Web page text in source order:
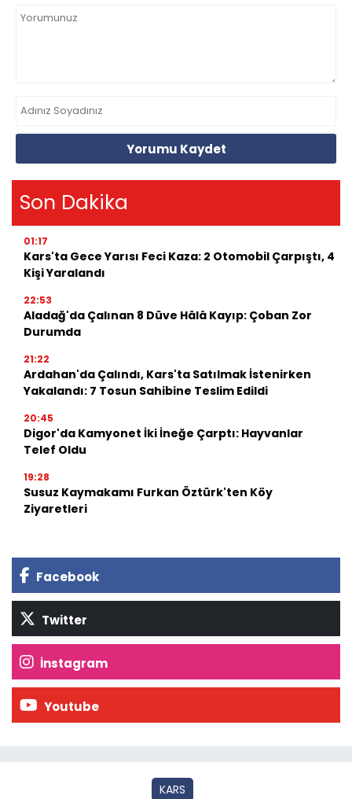
Yorumu Kaydet
Son Dakika
01:17
Kars'ta Gece Yarısı Feci Kaza: 2 Otomobil Çarpıştı, 4
Kişi Yaralandı
22:53
Aladağ'da Çalınan 8 Düve Hâlâ Kayıp: Çoban Zor
Durumda
21:22
Ardahan'da Çalındı, Kars'ta Satılmak İstenirken
Yakalandı: 7 Tosun Sahibine Teslim Edildi
20:45
Digor'da Kamyonet İki İneğe Çarptı: Hayvanlar
Telef Oldu
19:28
Susuz Kaymakamı Furkan Öztürk'ten Köy
Ziyaretleri
Facebook
Twitter
İnstagram
Youtube
KARS